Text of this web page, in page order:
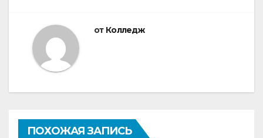
от Колледж
ПОХОЖАЯ ЗАПИСЬ